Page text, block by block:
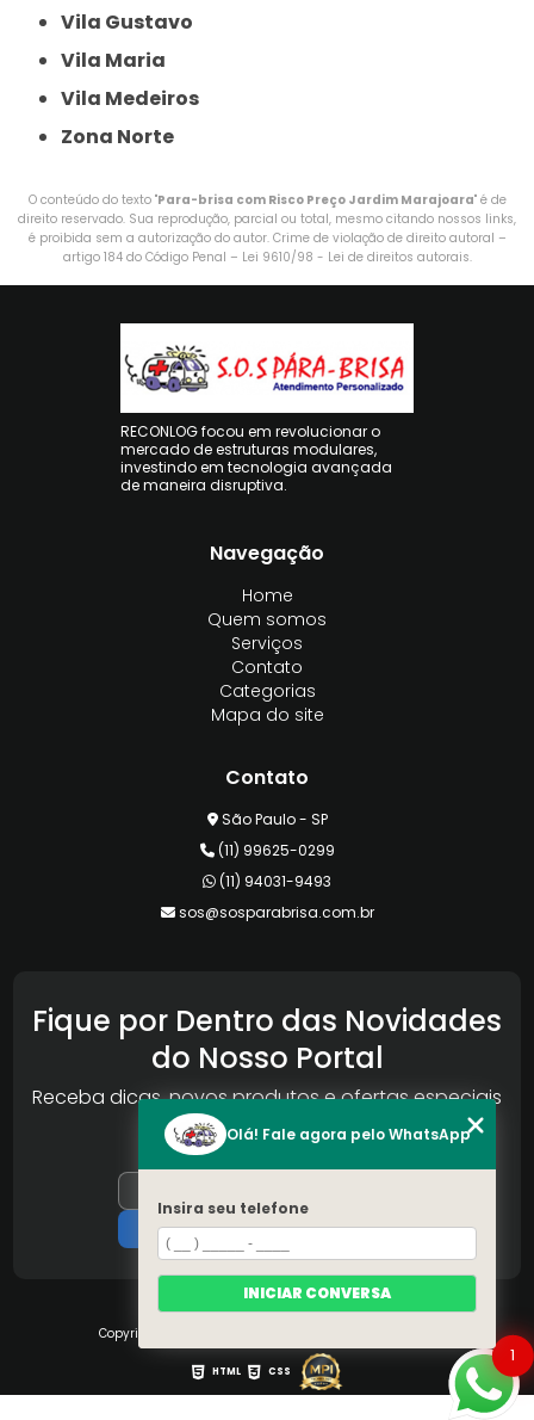
Vila Gustavo
Vila Maria
Vila Medeiros
Zona Norte
O conteúdo do texto "Para-brisa com Risco Preço Jardim Marajoara" é de
direito reservado. Sua reprodução, parcial ou total, mesmo citando nossos links,
é proibida sem a autorização do autor. Crime de violação de direito autoral –
artigo 184 do Código Penal – Lei 9610/98 - Lei de direitos autorais.
RECONLOG focou em revolucionar o
mercado de estruturas modulares,
investindo em tecnologia avançada
de maneira disruptiva.
Navegação
Home
Quem somos
Serviços
Contato
Categorias
Mapa do site
Contato
São Paulo - SP
(11) 99625-0299
(11) 94031-9493
sos@sosparabrisa.com.br
Fique por Dentro das Novidades
do Nosso Portal
Receba dicas, novos produtos e ofertas especiais
da Reconlog
Copyright © S.O.S Pára-brisa. (Lei 9610 de 19/02/1998)
HTML CSS
1
Olá! Fale agora pelo WhatsApp
Insira seu telefone
INICIAR CONVERSA